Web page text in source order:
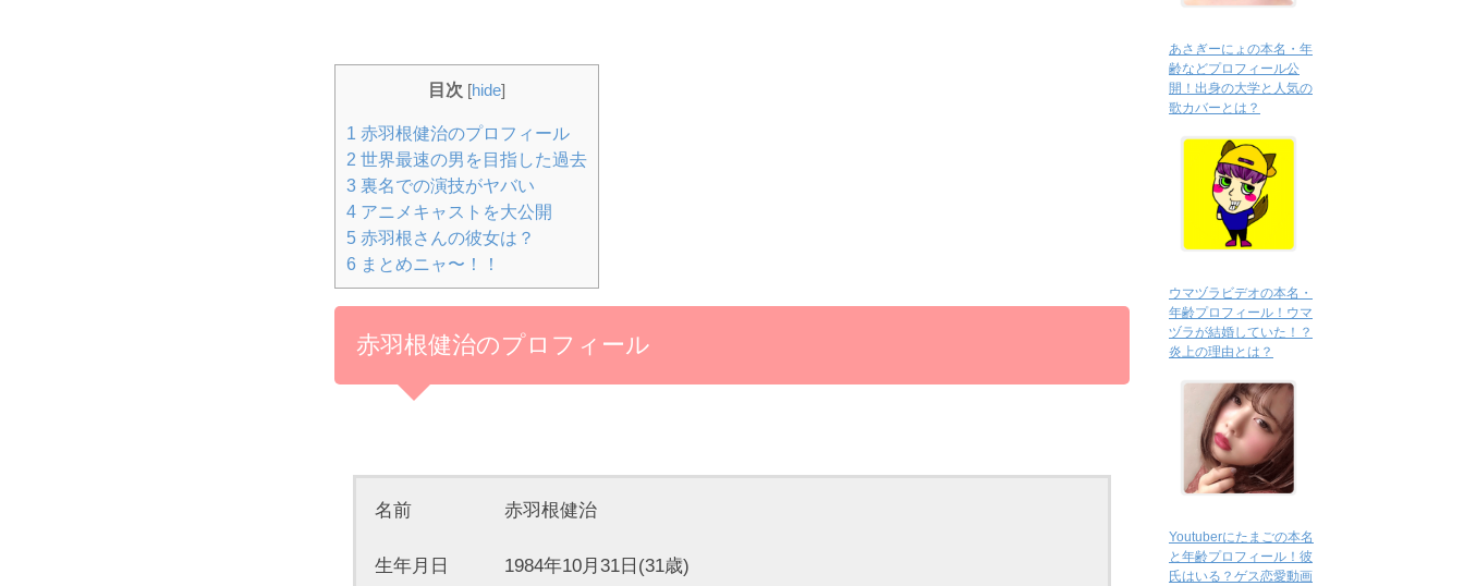
目次 [hide]
1 赤羽根健治のプロフィール
2 世界最速の男を目指した過去
3 裏名での演技がヤバい
4 アニメキャストを大公開
5 赤羽根さんの彼女は？
6 まとめニャ〜！！
赤羽根健治のプロフィール
名前 赤羽根健治
生年月日 1984年10月31日(31歳)
あさぎーにょの本名・年
齢などプロフィール公
開！出身の大学と人気の
歌カバーとは？
ウマヅラビデオの本名・
年齢プロフィール！ウマ
ヅラが結婚していた！？
炎上の理由とは？
Youtuberにたまごの本名
と年齢プロフィール！彼
氏はいる？ゲス恋愛動画